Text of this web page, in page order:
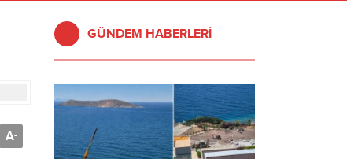
A-
GÜNDEM HABERLERİ